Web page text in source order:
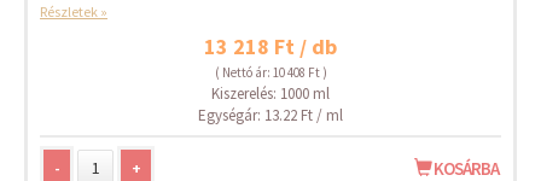
Részletek »
13 218 Ft / db
( Nettó ár: 10 408 Ft )
Kiszerelés: 1000 ml
Egységár: 13.22 Ft / ml
- + KOSÁRBA